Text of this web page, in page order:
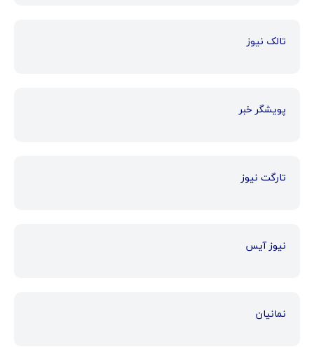
تالک نیوز
پویشگر خبر
تارگت نیوز
نیوز آیس
نمانیان